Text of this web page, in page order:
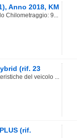
Anno 2018, KM
Chilometraggio: 9...
(rif. 23
del veicolo ...
(rif.